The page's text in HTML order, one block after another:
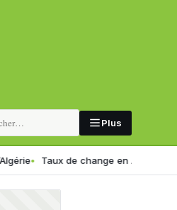
Plus
Taux de change en Algérie : voici le